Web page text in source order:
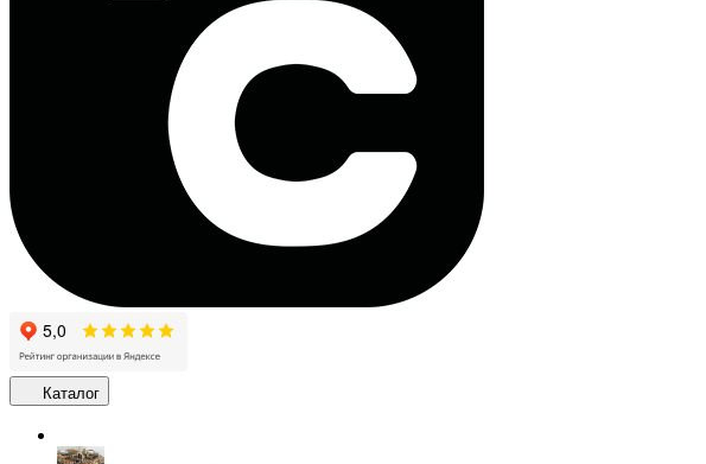
Каталог